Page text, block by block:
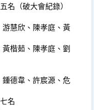
名（破大會紀錄）
慧欣、陳孝庭、黃
楷茹、陳孝庭、劉
德韋、許宸源、危
名